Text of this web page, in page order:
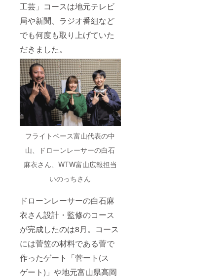
工芸」コースは地元テレビ
局や新聞、ラジオ番組など
でも何度も取り上げていた
だきました。
フライトベース富山代表の中
山、ドローンレーサーの白石
麻衣さん、WTW富山広報担当
いのっちさん
ドローンレーサーの白石麻
衣さん設計・監修のコース
が完成したのは8月。コース
には菅笠の材料である菅で
作ったゲート「菅ート(ス
ゲート)」や地元富山県高岡